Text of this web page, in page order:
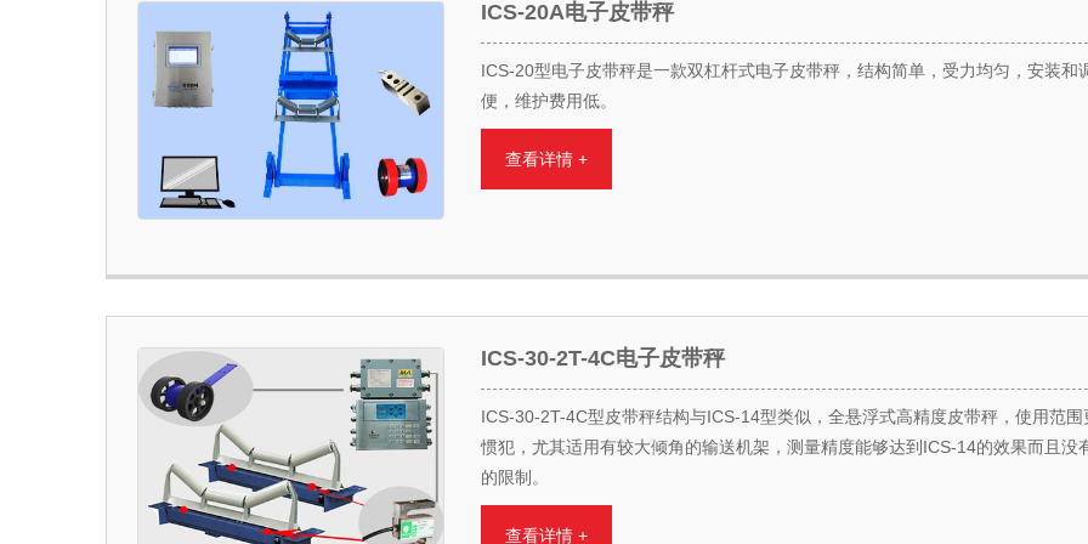
ICS-20A电子皮带秤
ICS-20型电子皮带秤是一款双杠杆式电子皮带秤，结构简单，受力均匀，安装和
便，维护费用低。
查看详情 +
ICS-30-2T-4C电子皮带秤
ICS-30-2T-4C型皮带秤结构与ICS-14型类似，全悬浮式高精度皮带秤，使用范围
惯犯，尤其适用有较大倾角的输送机架，测量精度能够达到ICS-14的效果而且没
的限制。
查看详情 +